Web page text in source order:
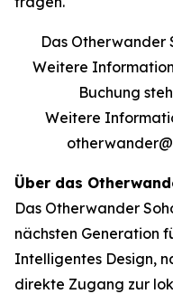
Das Otherwander
Weitere
Buchung
Weitere
Über das
Das Otherwander
nächsten Generation
Intelligentes Design,
direkte Zugang zur